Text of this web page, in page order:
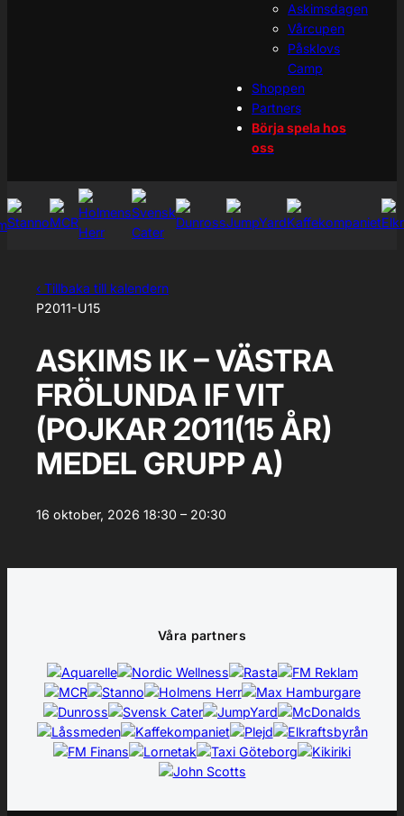
Askimsdagen
Vårcupen
Påsklovs
Camp
Shoppen
Partners
Börja spela hos
oss
‹ Tillbaka till kalendern
P2011-U15
ASKIMS IK – VÄSTRA
FRÖLUNDA IF VIT
(POJKAR 2011(15 ÅR)
MEDEL GRUPP A)
16 oktober, 2026 18:30 – 20:30
Våra partners